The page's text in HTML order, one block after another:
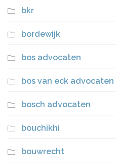
bkr
bordewijk
bos advocaten
bos van eck advocaten
bosch advocaten
bouchikhi
bouwrecht